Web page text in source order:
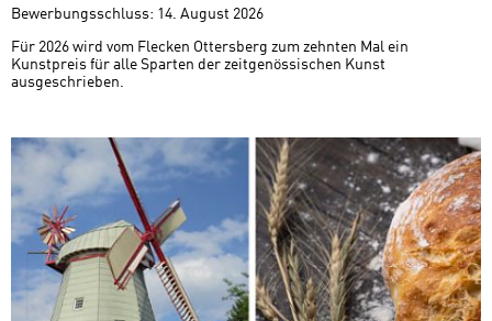
Bewerbungsschluss: 14. August 2026
Für 2026 wird vom Flecken Ottersberg zum zehnten Mal ein
Kunstpreis für alle Sparten der zeitgenössischen Kunst
ausgeschrieben.